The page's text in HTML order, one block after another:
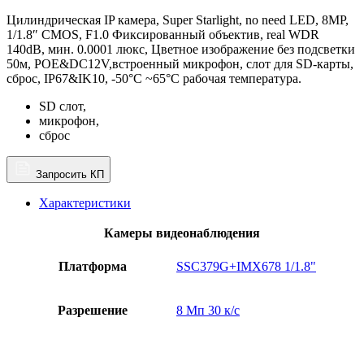
Цилиндрическая IP камера, Super Starlight, no need LED, 8MP,
1/1.8″ CMOS, F1.0 Фиксированный объектив, real WDR
140dB, мин. 0.0001 люкс, Цветное изображение без подсветки
50м, POE&DC12V,встроенный микрофон, слот для SD-карты,
сброс, IP67&IK10, -50°C ~65°C рабочая температура.
SD слот,
микрофон,
сброс
Запросить КП
Характеристики
Камеры видеонаблюдения
Платформа SSC379G+IMX678 1/1.8"
Разрешение 8 Мп 30 к/с